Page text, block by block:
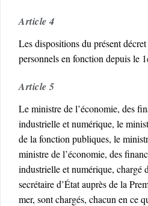
Article 4
Les dispositions du présent
personnels en fonction depuis le
Article 5
Le ministre de l’économie, des
industrielle et numérique, le
de la fonction publiques, le
ministre de l’économie, des
industrielle et numérique, chargé
secrétaire d’État auprès de la
mer, sont chargés, chacun en ce